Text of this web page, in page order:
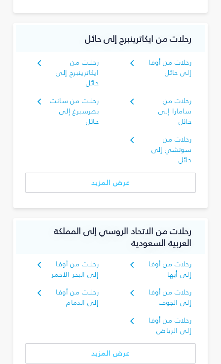
رحلات من ايكاترينبرج إلى حائل
رحلات من أوفا
إلى حائل
رحلات من
ايكاترينبرج إلى
حائل
رحلات من
سامارا إلى
حائل
رحلات من سانت
بطرسبرغ إلى
حائل
رحلات من
سوتشي إلى
حائل
عرض المزيد
رحلات من الاتحاد الروسي إلى المملكة
العربية السعودية
رحلات من أوفا
إلى أبها
رحلات من أوفا
إلى البحر الأحمر
رحلات من أوفا
إلى الجوف
رحلات من أوفا
إلى الدمام
رحلات من أوفا
إلى الرياض
عرض المزيد